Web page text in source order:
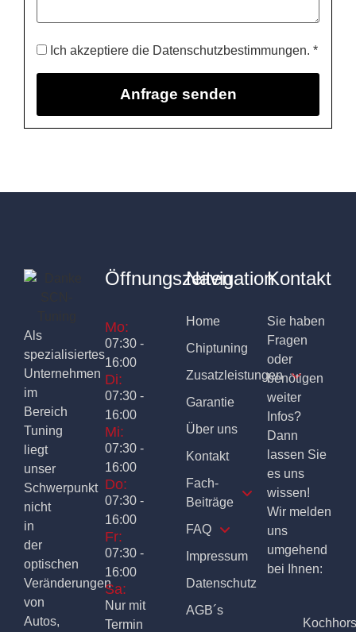
Ich akzeptiere die Datenschutzbestimmungen. *
Als
spezialisiertes
Unternehmen
im
Bereich
Tuning
liegt
unser
Schwerpunkt
nicht
in
der
optischen
Veränderungen
von
Autos,
Öffnungszeiten
Mo:
07:30 -
16:00
Di:
07:30 -
16:00
Mi:
07:30 -
16:00
Do:
07:30 -
16:00
Fr:
07:30 -
16:00
Sa:
Nur mit
Termin
Navigation
Home
Chiptuning
Zusatzleistungen
Garantie
Über uns
Kontakt
Fach-
Beiträge
FAQ
Impressum
Datenschutz
AGB´s
Kontakt
Sie haben
Fragen
oder
benötigen
weiter
Infos?
Dann
lassen Sie
es uns
wissen!
Wir melden
uns
umgehend
bei Ihnen: